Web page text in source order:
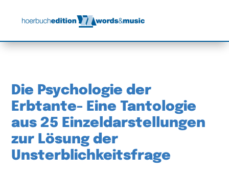
Die Psychologie der
Erbtante- Eine Tantologie
aus 25 Einzeldarstellungen
zur Lösung der
Unsterblichkeitsfrage